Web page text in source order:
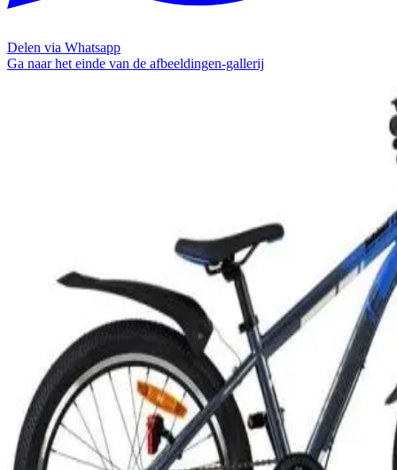
Delen via Whatsapp
Ga naar het einde van de afbeeldingen-gallerij